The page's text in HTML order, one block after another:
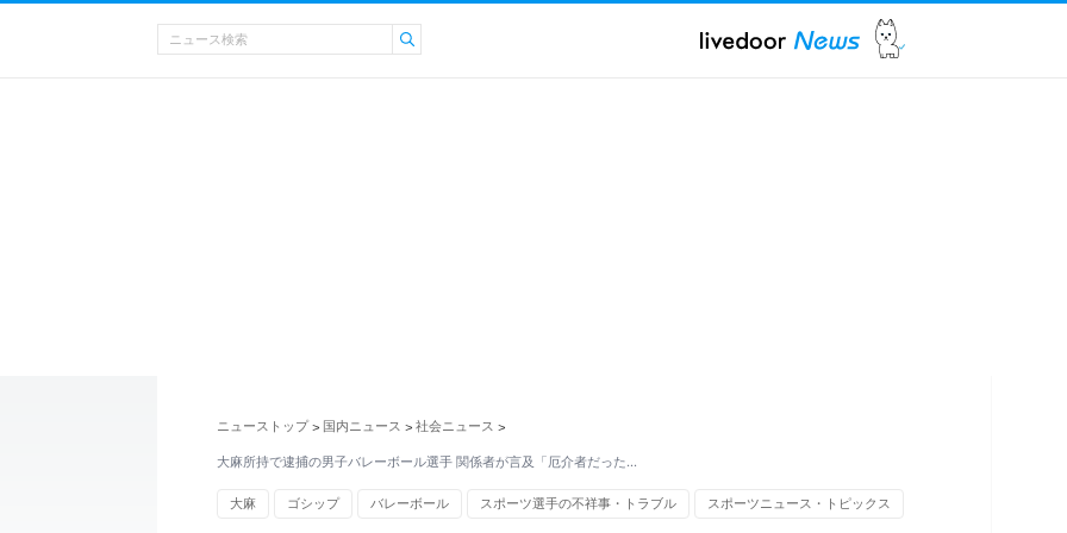
ニューストップ > 国内ニュース > 社会ニュース >
大麻所持で逮捕の男子バレーボール選手 関係者が言及「厄介者だった…
大麻 ゴシップ バレーボール スポーツ選手の不祥事・トラブル スポーツニュース・トピックス